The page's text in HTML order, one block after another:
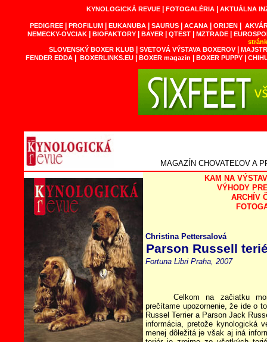
KYNOLOGICKÁ REVUE| FOTOGALÉRIA|
AKTUÁLNA
PEDIGREE| PROFILUM| EUKANUBA| SAURUS| ACANA| ORIJEN|
NEMECKY-OVCIAK| BIOFAKTORY BAYER QTEST MZTRADE
SLOVENSKÝ BOXER KLUB
SVETOVÁ VÝSTAVA BOXEROV
FENDER EDDA
BOXERLINKS.EU| BOXER magazin BOXER PUPPY|
MAGAZÍN CHOVATEĽOV A
KAM NA
VÝHODY
ARCHÍV
Christina Pettersalová
Parson Russell
Fortuna Libri Praha, 2007
Celkom na začiatku
prečítame upozornenie, že ide o
Russel Terrier a Parson Jack
informácia, pretože kynologická
menej dôležitá je však aj iná